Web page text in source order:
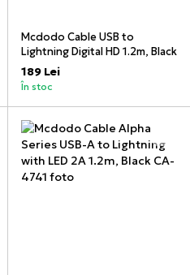
Mcdodo Cable USB to
Lightning Digital HD 1.2m, Black
189 Lei
În stoc